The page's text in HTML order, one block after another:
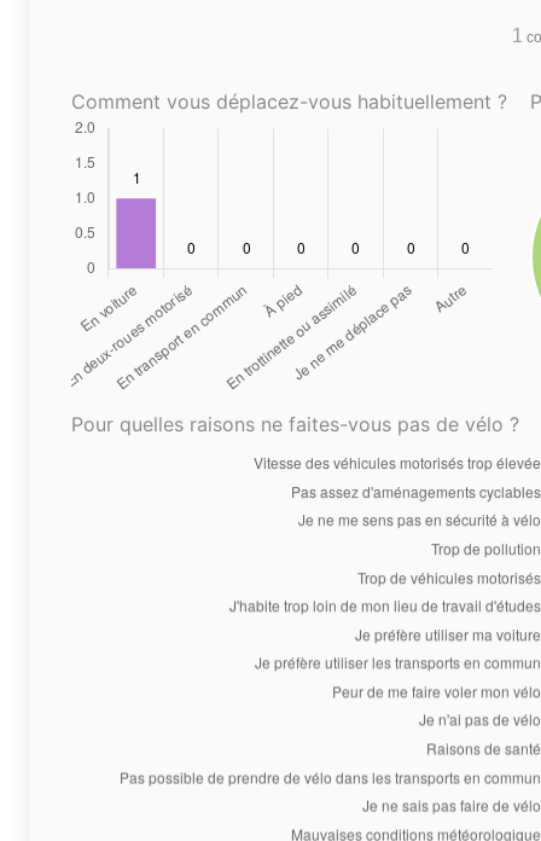
1
Comment vous déplacez-vous habituellement ?
Pour quelles raisons ne faites-vous pas de vélo ?